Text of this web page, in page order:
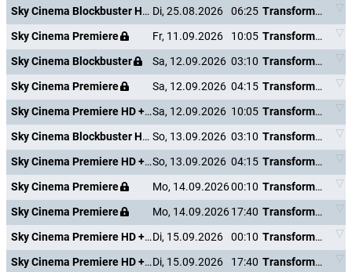
Sky Cinema Blockbuster HD +24 Di, 25.08.2026 06:25
Transformers: The Last Knight
Sky Cinema Premiere
Fr, 11.09.2026 10:05
Transformers: The Last Knight
Sky Cinema Blockbuster
Sa, 12.09.2026 03:10
Transformers: The Last Knight
Sky Cinema Premiere
Sa, 12.09.2026 04:15
Transformers: The Last Knight
Sky Cinema Premiere HD +24Sa, 12.09.2026 10:05
Transformers: The Last Knight
Sky Cinema Blockbuster HD +24 So, 13.09.2026 03:10
Transformers: The Last Knight
Sky Cinema Premiere HD +24So, 13.09.2026 04:15
Transformers: The Last Knight
Sky Cinema Premiere
Mo, 14.09.202600:10
Transformers: The Last Knight
Sky Cinema Premiere
Mo, 14.09.202617:40
Transformers: The Last Knight
Sky Cinema Premiere HD +24Di, 15.09.2026 00:10
Transformers: The Last Knight
Sky Cinema Premiere HD +24Di, 15.09.2026 17:40
Transformers: The Last Knight